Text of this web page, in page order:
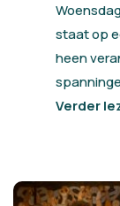
staat op
heen
Verder